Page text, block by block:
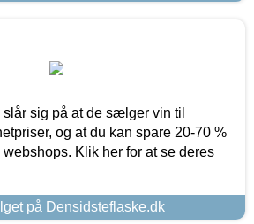
sig på at de sælger vin til
og at du kan spare 20-70 %
Klik her for at se deres
på Densidsteflaske.dk